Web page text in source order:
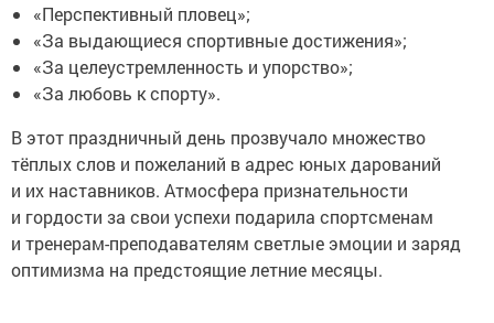
«Перспективный пловец»;
«За выдающиеся спортивные достижения»;
«За целеустремленность и упорство»;
«За любовь к спорту».
В этот праздничный день прозвучало множество
тёплых слов и пожеланий в адрес юных дарований
и их наставников. Атмосфера признательности
и гордости за свои успехи подарила спортсменам
и тренерам-преподавателям светлые эмоции и заряд
оптимизма на предстоящие летние месяцы.